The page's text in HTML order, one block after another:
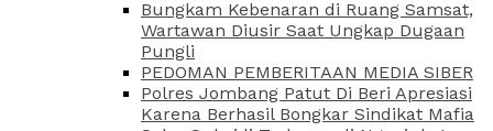
Bungkam Kebenaran di Ruang Samsat,
Wartawan Diusir Saat Ungkap Dugaan
Pungli
PEDOMAN PEMBERITAAN MEDIA SIBER
Polres Jombang Patut Di Beri Apresiasi
Karena Berhasil Bongkar Sindikat Mafia